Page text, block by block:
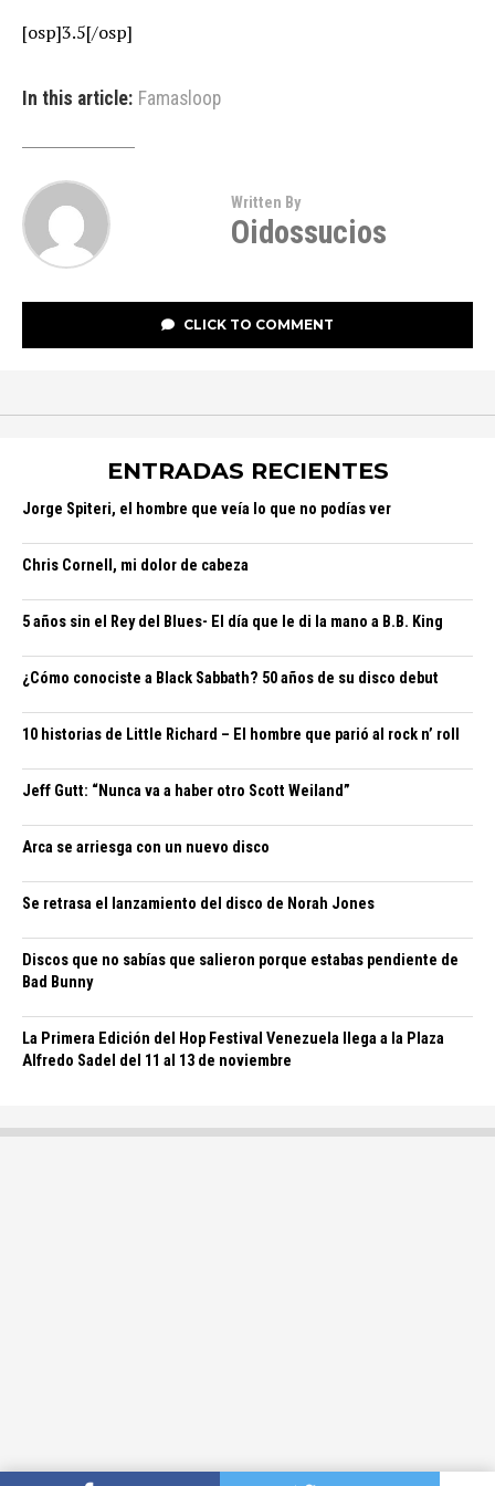
[osp]3.5[/osp]
In this article: Famasloop
Written By
Oidossucios
CLICK TO COMMENT
ENTRADAS RECIENTES
Jorge Spiteri, el hombre que veía lo que no podías ver
Chris Cornell, mi dolor de cabeza
5 años sin el Rey del Blues- El día que le di la mano a B.B. King
¿Cómo conociste a Black Sabbath? 50 años de su disco debut
10 historias de Little Richard – El hombre que parió al rock n’ roll
Jeff Gutt: “Nunca va a haber otro Scott Weiland”
Arca se arriesga con un nuevo disco
Se retrasa el lanzamiento del disco de Norah Jones
Discos que no sabías que salieron porque estabas pendiente de
Bad Bunny
La Primera Edición del Hop Festival Venezuela llega a la Plaza
Alfredo Sadel del 11 al 13 de noviembre